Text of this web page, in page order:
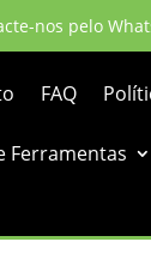
nos pelo
FAQ
Ferramentas